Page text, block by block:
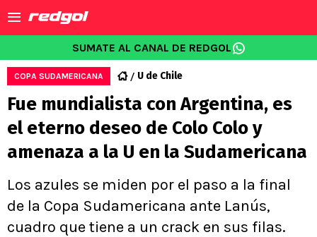
SUMATE AL CANAL DE REDGOL
COPA SUDAMERICANA U de Chile
Fue mundialista con Argentina, es
el eterno deseo de Colo Colo y
amenaza a la U en la Sudamericana
Los azules se miden por el paso a la final
de la Copa Sudamericana ante Lanús,
cuadro que tiene a un crack en sus filas.